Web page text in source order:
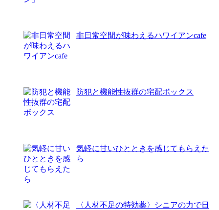
非日常空間が味わえるハワイアンcafe
防犯と機能性抜群の宅配ボックス
気軽に甘いひとときを感じてもらえた
ら
〈人材不足の特効薬〉シニアの力で日